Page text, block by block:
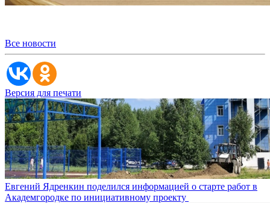
Все новости
Версия для печати
Евгений Ядренкин поделился информацией о старте работ в
Академгородке по инициативному проекту